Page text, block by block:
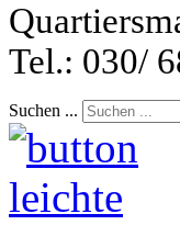
Tel.: 030/
Suchen ...